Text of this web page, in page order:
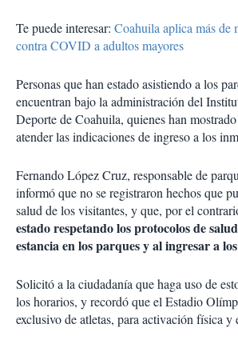
Te puede interesar: Coahuila aplica más de
contra COVID a adultos mayores
Personas que han estado asistiendo a los
encuentran bajo la administración del
Deporte de Coahuila, quienes han
atender las indicaciones de ingreso a los
Fernando López Cruz, responsable de
informó que no se registraron hechos que
salud de los visitantes, y que, por el
estado respetando los protocolos de
estancia en los parques y al ingresar a
Solicitó a la ciudadanía que haga uso de
los horarios, y recordó que el Estadio
exclusivo de atletas, para activación física y